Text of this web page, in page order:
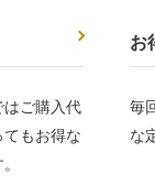
ご購入代
もお得な
お
毎
な